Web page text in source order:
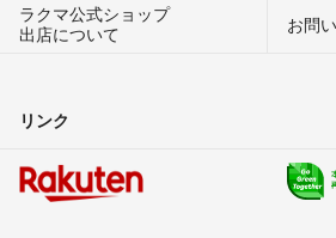
ラクマ公式ショップ
出店について
お問
リンク